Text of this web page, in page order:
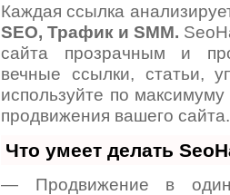
Каждая ссылка
SEO, Трафик и SMM.
сайта прозрачным и
вечные ссылки, статьи,
используйте по
продвижения вашего сайта.
Что умеет делать
— Продвижение в один